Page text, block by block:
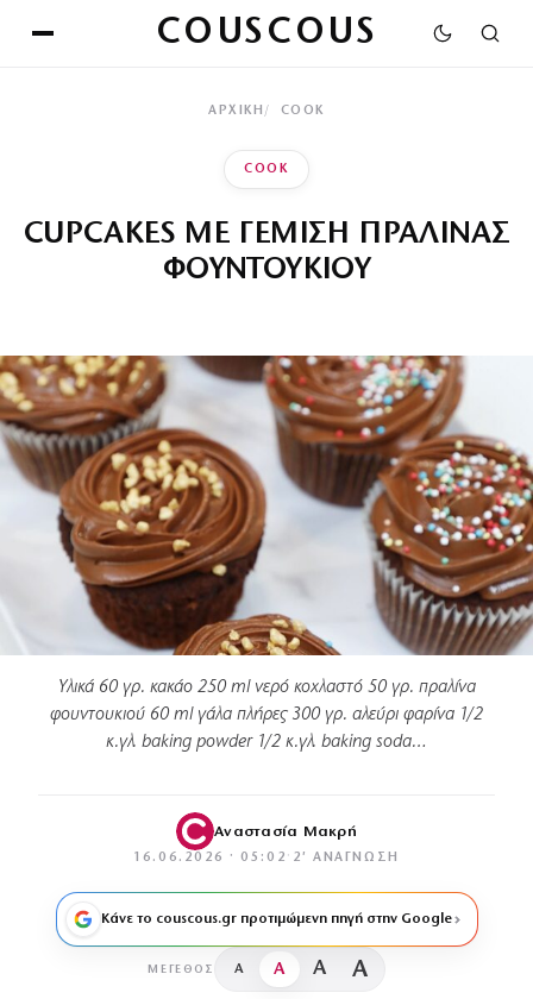
COUSCOUS
ΑΡΧΙΚΉ COOK
COOK
CUPCAKES ΜΕ ΓΕΜΙΣΗ ΠΡΑΛΙΝΑΣ
ΦΟΥΝΤΟΥΚΙΟΥ
Yλικά 60 γρ. κακάο 250 ml νερό κοχλαστό 50 γρ. πραλίνα
φουντουκιού 60 ml γάλα πλήρες 300 γρ. αλεύρι φαρίνα 1/2
κ.γλ. baking powder 1/2 κ.γλ. baking soda…
Αναστασία Μακρή
16.06.2026 · 05:02 · 2′ ΑΝΆΓΝΩΣΗ
Κάνε το couscous.gr προτιμώμενη πηγή στην Google
ΜΈΓΕΘΟΣ A A A A